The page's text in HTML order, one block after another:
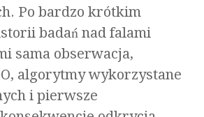
Po bardzo krótkim
badań nad falami
sama obserwacja,
algorytmy wykorzystane
i pierwsze